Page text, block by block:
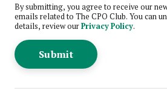
By submitting, you agree to receive our
emails related to The CPO Club. You can
details, review ourPrivacy Policy.